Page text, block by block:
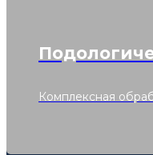
Комплексная